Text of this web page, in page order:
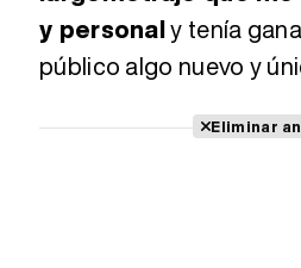
y personaly tenía
público algo nuevo y
Eliminar